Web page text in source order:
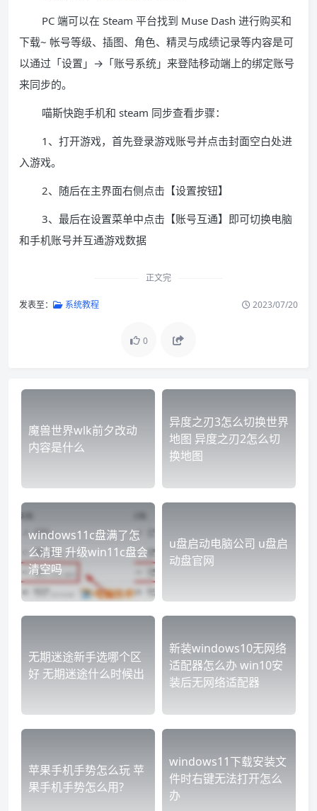
PC 端可以在 Steam 平台找到 Muse Dash 进行购买和
下载~ 帐号等级、插图、角色、精灵与成绩记录等内容是可
以通过「设置」→「账号系统」来登陆移动端上的绑定账号
来同步的。
喵斯快跑手机和 steam 同步查看步骤：
1、打开游戏，首先登录游戏账号并点击封面空白处进
入游戏。
2、随后在主界面右侧点击【设置按钮】
3、最后在设置菜单中点击【账号互通】即可切换电脑
和手机账号并互通游戏数据
正文完
发表至： 系统教程 2023/07/20
0
魔兽世界wlk前夕改动
内容是什么
异度之刃3怎么切换世界
地图 异度之刃2怎么切
换地图
windows11c盘满了怎
么清理 升级win11c盘会
清空吗
u盘启动电脑公司 u盘启
动盘官网
无期迷途新手选哪个区
好 无期迷途什么时候出
新装windows10无网络
适配器怎么办 win10安
装后无网络适配器
苹果手机手势怎么玩 苹
果手机手势怎么用?
windows11下载安装文
件时右键无法打开怎么
办